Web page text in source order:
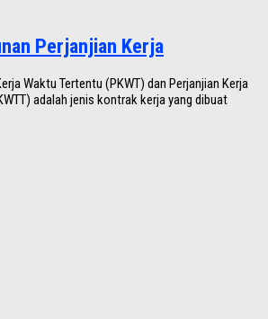
Perjanjian Kerja
Waktu Tertentu (PKWT) dan Perjanjian Kerja
adalah jenis kontrak kerja yang dibuat